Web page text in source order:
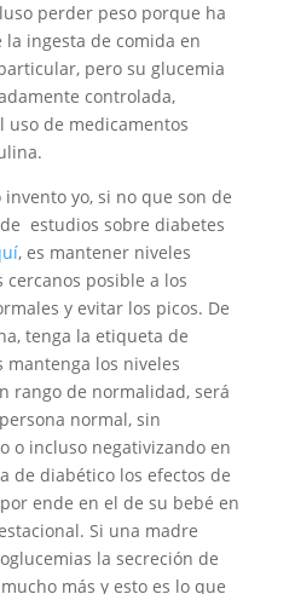
perder peso porque ha
ingesta de comida en
pero su glucemia
controlada,
de medicamentos
yo, si no que son de
estudios sobre diabetes
, es mantener niveles
cercanos posible a los
y evitar los picos. De
tenga la etiqueta de
los niveles
rango de normalidad, será
normal, sin
o incluso negativizando en
de diabético los efectos de
ende en el de su bebé en
Si una madre
la secreción de
más y esto es lo que